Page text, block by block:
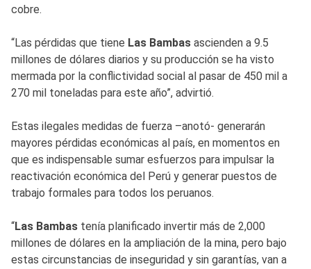
cobre.
“Las pérdidas que tiene Las Bambas ascienden a 9.5
millones de dólares diarios y su producción se ha visto
mermada por la conflictividad social al pasar de 450 mil a
270 mil toneladas para este año”, advirtió.
Estas ilegales medidas de fuerza –anotó- generarán
mayores pérdidas económicas al país, en momentos en
que es indispensable sumar esfuerzos para impulsar la
reactivación económica del Perú y generar puestos de
trabajo formales para todos los peruanos.
“Las Bambas tenía planificado invertir más de 2,000
millones de dólares en la ampliación de la mina, pero bajo
estas circunstancias de inseguridad y sin garantías, van a